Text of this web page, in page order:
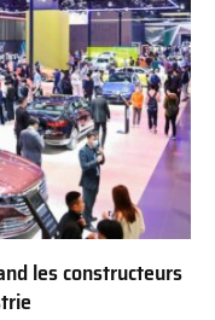
les constructeurs